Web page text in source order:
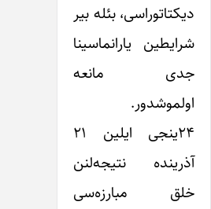
دیکتاتوراسی، بئله بیر
شرایطین یارانماسینا
جدی مانعه
اولموشدور.
۲۴ینجی ایلین ۲۱
آذرینده نتیجه‌لنن
خلق مبارزه‌سی